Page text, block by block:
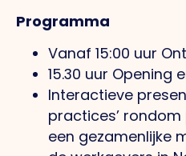
Programma
Vanaf 15:00 uur
15.30 uur Opening
Interactieve
practices’
een gezamenlijke